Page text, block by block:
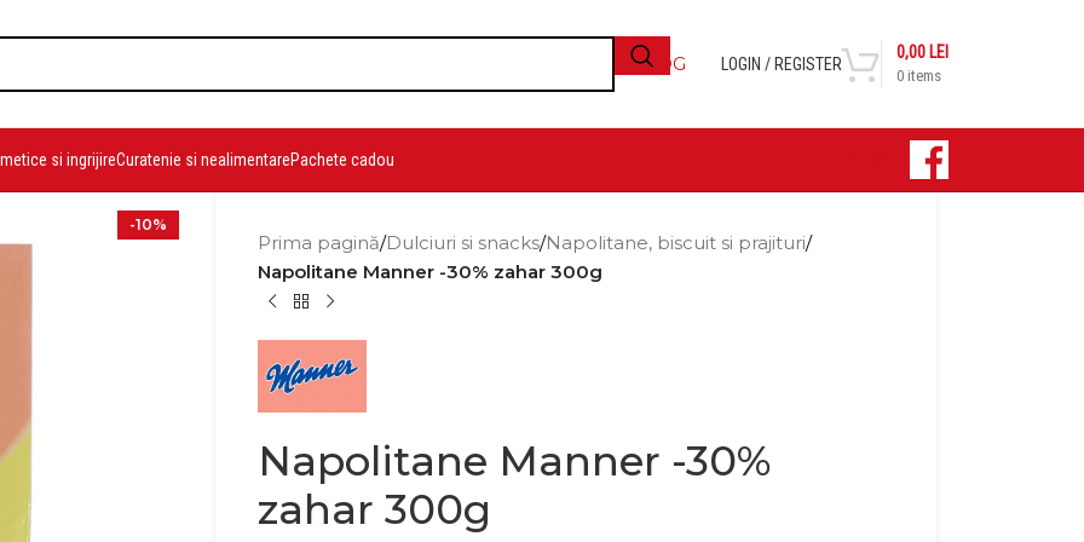
BLOG LOGIN / REGISTER
0 items
0,00 LEI
si ingrijireCuratenie si nealimentarePachete cadou
-10%
Prima pagină/Dulciuri si snacks/Napolitane, biscuit si prajituri/
Napolitane Manner -30% zahar 300g
Napolitane Manner -30%
zahar 300g